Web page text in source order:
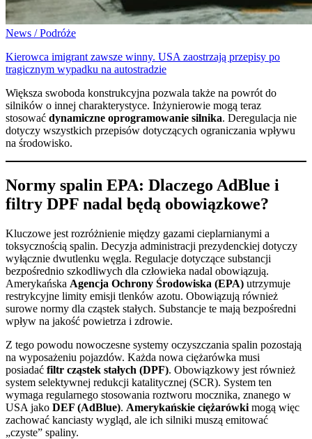
News / Podróże
Kierowca imigrant zawsze winny. USA zaostrzają przepisy po
tragicznym wypadku na autostradzie
Większa swoboda konstrukcyjna pozwala także na powrót do
silników o innej charakterystyce. Inżynierowie mogą teraz
stosować dynamiczne oprogramowanie silnika. Deregulacja nie
dotyczy wszystkich przepisów dotyczących ograniczania wpływu
na środowisko.
Normy spalin EPA: Dlaczego AdBlue i
filtry DPF nadal będą obowiązkowe?
Kluczowe jest rozróżnienie między gazami cieplarnianymi a
toksycznością spalin. Decyzja administracji prezydenckiej dotyczy
wyłącznie dwutlenku węgla. Regulacje dotyczące substancji
bezpośrednio szkodliwych dla człowieka nadal obowiązują.
Amerykańska Agencja Ochrony Środowiska (EPA) utrzymuje
restrykcyjne limity emisji tlenków azotu. Obowiązują również
surowe normy dla cząstek stałych. Substancje te mają bezpośredni
wpływ na jakość powietrza i zdrowie.
Z tego powodu nowoczesne systemy oczyszczania spalin pozostają
na wyposażeniu pojazdów. Każda nowa ciężarówka musi
posiadać filtr cząstek stałych (DPF). Obowiązkowy jest również
system selektywnej redukcji katalitycznej (SCR). System ten
wymaga regularnego stosowania roztworu mocznika, znanego w
USA jako DEF (AdBlue). Amerykańskie ciężarówki mogą więc
zachować kanciasty wygląd, ale ich silniki muszą emitować
„czyste” spaliny.